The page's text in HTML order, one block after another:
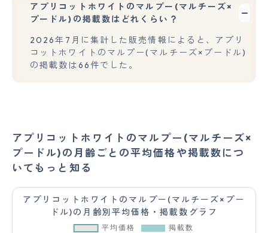
アプリコットホワイトのマルプー(マルチーズ×
プードル)の掲載数はどれくらい？
2026年7月に集計した販売情報によると、アプリ
コットホワイトのマルプー(マルチーズ×プードル)
の掲載数は66件でした。
アプリコットホワイトのマルプー(マルチーズ×
プードル)の月齢ごとの平均価格や掲載数につ
いてもっと知る
アプリコットホワイトのマルプー(マルチーズ×プー
ドル)の月齢別平均価格・掲載数グラフ